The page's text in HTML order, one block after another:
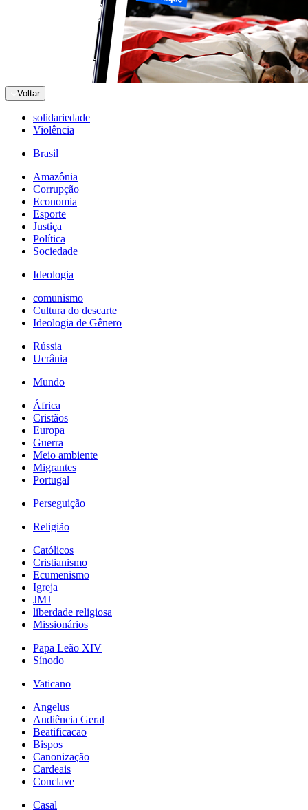
Voltar
solidariedade
Violência
Brasil
Amazônia
Corrupção
Economia
Esporte
Justiça
Política
Sociedade
Ideologia
comunismo
Cultura do descarte
Ideologia de Gênero
Rússia
Ucrânia
Mundo
África
Cristãos
Europa
Guerra
Meio ambiente
Migrantes
Portugal
Perseguição
Religião
Católicos
Cristianismo
Ecumenismo
Igreja
JMJ
liberdade religiosa
Missionários
Papa Leão XIV
Sínodo
Vaticano
Angelus
Audiência Geral
Beatificacao
Bispos
Canonização
Cardeais
Conclave
Casal